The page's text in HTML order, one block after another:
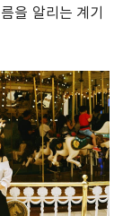
을 알리는 계기